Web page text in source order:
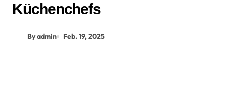
Küchenchefs
By admin Feb. 19, 2025